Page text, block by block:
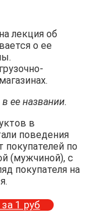
лекция об
о ее
ее названии.
в
поведения
по
(мужчиной), с
покупателя на
1 руб